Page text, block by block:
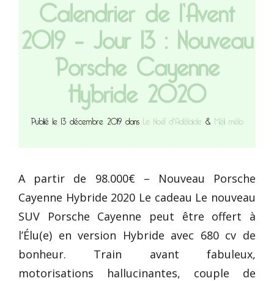
2019 – Jour 13 : Nouveau
Porsche Cayenne
Hybride 2020
Publié le 13 décembre 2019 dansLe Noël d'Adélaïde & Méli mélo
A partir de 98.000€ – Nouveau Porsche
Cayenne Hybride 2020 Le cadeau Le nouveau
SUV Porsche Cayenne peut être offert à
l’Élu(e) en version Hybride avec 680 cv de
bonheur. Train avant fabuleux,
motorisations hallucinantes, couple de